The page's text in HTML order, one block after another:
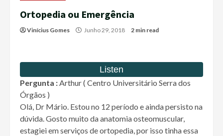
Ortopedia ou Emergência
Vinícius Gomes Junho 29, 2018 2 min read
Pergunta :Arthur ( Centro Universitário Serra dos
Órgãos )
Olá, Dr Mário. Estou no 12 período e ainda persisto na
dúvida. Gosto muito da anatomia osteomuscular,
estagiei em serviços de ortopedia, por isso tinha essa